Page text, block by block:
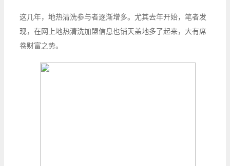
这几年，地热清洗参与者逐渐增多。尤其去年开始，笔者发
现，在网上地热清洗加盟信息也铺天盖地多了起来，大有席
卷财富之势。